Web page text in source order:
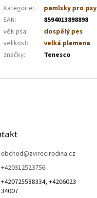
Kategorie:
pamlsky pro psy
EAN:
8594013898898
věk psa:
dospělý pes
velikost:
velká plemena
značky: Tenesco
obchod@zvirecirodina.cz
+420312523756
+420725588334, +4206023
34007